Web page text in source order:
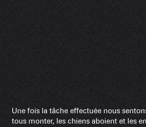
Une fois la tâche effectuée nous
tous monter, les chiens aboient et les